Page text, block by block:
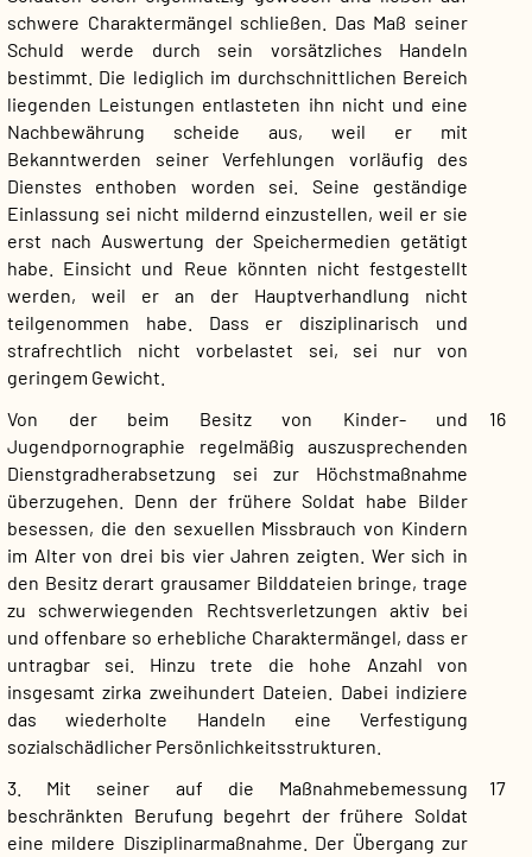
schwere Charaktermängel schließen. Das Maß seiner
Schuld werde durch sein vorsätzliches Handeln
bestimmt. Die lediglich im durchschnittlichen Bereich
liegenden Leistungen entlasteten ihn nicht und eine
Nachbewährung scheide aus, weil er mit
Bekanntwerden seiner Verfehlungen vorläufig des
Dienstes enthoben worden sei. Seine geständige
Einlassung sei nicht mildernd einzustellen, weil er sie
erst nach Auswertung der Speichermedien getätigt
habe. Einsicht und Reue könnten nicht festgestellt
werden, weil er an der Hauptverhandlung nicht
teilgenommen habe. Dass er disziplinarisch und
strafrechtlich nicht vorbelastet sei, sei nur von
geringem Gewicht.
16
Von der beim Besitz von Kinder- und
Jugendpornographie regelmäßig auszusprechenden
Dienstgradherabsetzung sei zur Höchstmaßnahme
überzugehen. Denn der frühere Soldat habe Bilder
besessen, die den sexuellen Missbrauch von Kindern
im Alter von drei bis vier Jahren zeigten. Wer sich in
den Besitz derart grausamer Bilddateien bringe, trage
zu schwerwiegenden Rechtsverletzungen aktiv bei
und offenbare so erhebliche Charaktermängel, dass er
untragbar sei. Hinzu trete die hohe Anzahl von
insgesamt zirka zweihundert Dateien. Dabei indiziere
das wiederholte Handeln eine Verfestigung
sozialschädlicher Persönlichkeitsstrukturen.
17
3. Mit seiner auf die Maßnahmebemessung
beschränkten Berufung begehrt der frühere Soldat
eine mildere Disziplinarmaßnahme. Der Übergang zur